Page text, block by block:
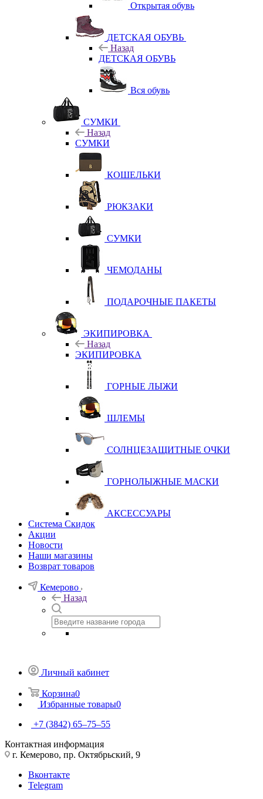
Открытая обувь
ДЕТСКАЯ ОБУВЬ
Назад
ДЕТСКАЯ ОБУВЬ
Вся обувь
СУМКИ
Назад
СУМКИ
КОШЕЛЬКИ
РЮКЗАКИ
СУМКИ
ЧЕМОДАНЫ
ПОДАРОЧНЫЕ ПАКЕТЫ
ЭКИПИРОВКА
Назад
ЭКИПИРОВКА
ГОРНЫЕ ЛЫЖИ
ШЛЕМЫ
СОЛНЦЕЗАЩИТНЫЕ ОЧКИ
ГОРНОЛЫЖНЫЕ МАСКИ
АКСЕССУАРЫ
Система Скидок
Акции
Новости
Наши магазины
Возврат товаров
Кемерово
Назад
Личный кабинет
Корзина0
Избранные товары0
+7 (3842) 65–75–55
Контактная информация
г. Кемерово, пр. Октябрьский, 9
Вконтакте
Telegram